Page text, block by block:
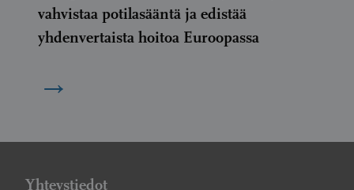
vahvistaa potilasääntä ja edistää
yhdenvertaista hoitoa Euroopassa
→
Yhteystiedot